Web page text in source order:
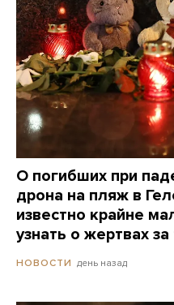
О погибших при
дрона на пляж в
известно крайне
узнать о жертвах за
НОВОСТИ день назад